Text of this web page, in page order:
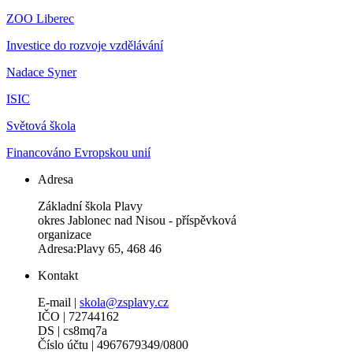
ZOO Liberec
Investice do rozvoje vzdělávání
Nadace Syner
ISIC
Světová škola
Financováno Evropskou unií
Adresa
Základní škola Plavy
okres Jablonec nad Nisou - příspěvková
organizace
Adresa:Plavy 65, 468 46
Kontakt
E-mail | skola@zsplavy.cz
IČO | 72744162
DS | cs8mq7a
Číslo účtu | 4967679349/0800